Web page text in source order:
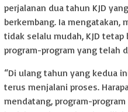
perjalanan dua tahun KJD
berkembang. Ia mengatakan,
tidak selalu mudah, KJD
program-program yang telah
“Di ulang tahun yang kedua
terus menjalani proses.
mendatang, program-